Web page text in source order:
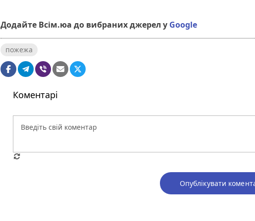
Додайте Всім.юа до вибраних джерел у Google
пожежа
Коментарі
Опублікувати